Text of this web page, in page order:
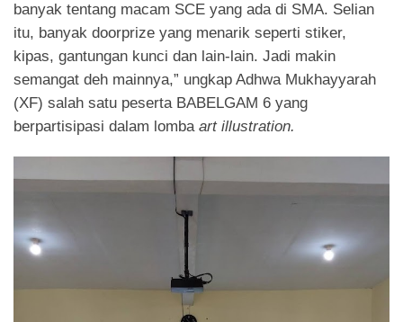
banyak tentang macam SCE yang ada di SMA. Selian
itu, banyak doorprize yang menarik seperti stiker,
kipas, gantungan kunci dan lain-lain. Jadi makin
semangat deh mainnya,” ungkap Adhwa Mukhayyarah
(XF) salah satu peserta BABELGAM 6 yang
berpartisipasi dalam lomba art illustration.